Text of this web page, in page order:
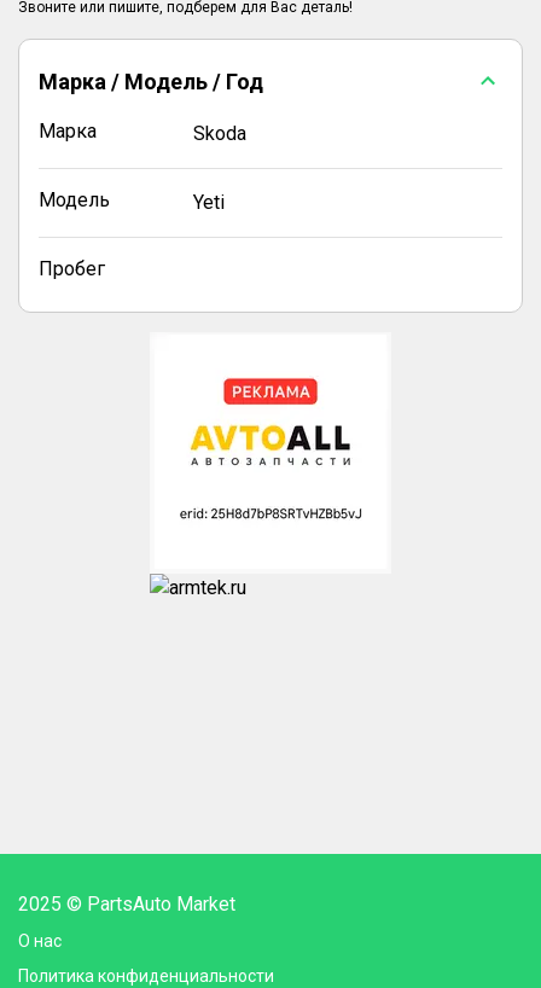
Марка / Модель / Год
Марка Skoda
Модель Yeti
Пробег
2025 © PartsAuto Market
О нас
Политика конфиденциальности